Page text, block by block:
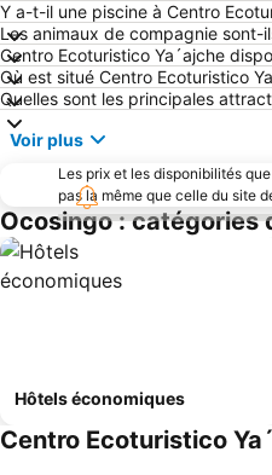
Y a-t-il une piscine à Centro
Les animaux de compagnie sont-
Centro Ecoturistico Ya´ajche
Où est situé Centro Ecoturistico
Quelles sont les principales
Voir plus
Les prix et les disponibilités
pas la même que celle du site
Ocosingo : catégories
Hôtels économiques
Centro Ecoturistico